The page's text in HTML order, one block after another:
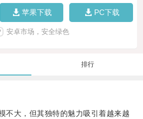
苹果下载 PC下载
安卓市场，安全绿色
排行
大，但其独特的魅力吸引着越来越